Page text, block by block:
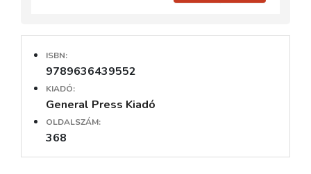
ISBN:
9789636439552
KIADÓ:
General Press Kiadó
OLDALSZÁM:
368